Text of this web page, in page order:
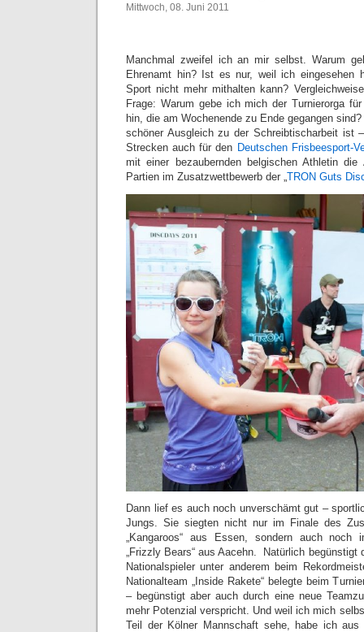
Mittwoch, 08. Juni 2011
Manchmal zweifel ich an mir selbst. Warum
Ehrenamt hin? Ist es nur, weil ich eingesehen
Sport nicht mehr mithalten kann?
Frage: Warum gebe ich mich der Turnierorga
hin, die am Wochenende zu Ende gegangen
schöner Ausgleich zu der Schreibtischarbeit ist
Strecken auch für den Deutschen Frisbeesport-
mit einer bezaubernden belgischen Athletin die
Partien im Zusatzwettbewerb der „TRON Guts
Dann lief es auch noch unverschämt gut –
Jungs. Sie siegten nicht nur im Finale des
„Kangaroos“ aus Essen, sondern auch noch
„Frizzly Bears“ aus Aacehn. Natürlich begünstigt
Nationalspieler unter anderem beim
Nationalteam „Inside Rakete“ belegte beim
– begünstigt aber auch durch eine neue
mehr Potenzial verspricht. Und weil ich mich
Teil der Kölner Mannschaft sehe, habe ich